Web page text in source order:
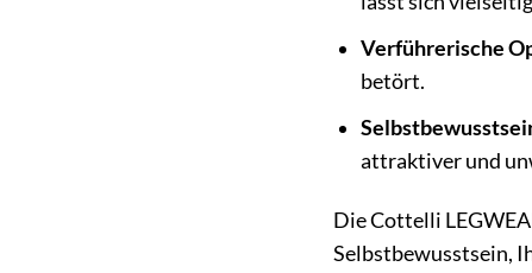
Verführerische
betört.
attraktiver und
Die Cottelli
Selbstbewusstsein,